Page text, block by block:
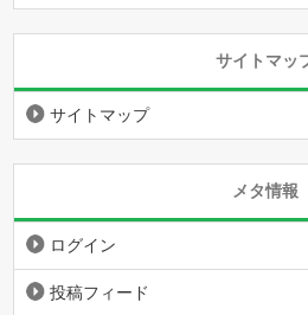
サイトマッ
サイトマップ
メタ情報
ログイン
投稿フィード